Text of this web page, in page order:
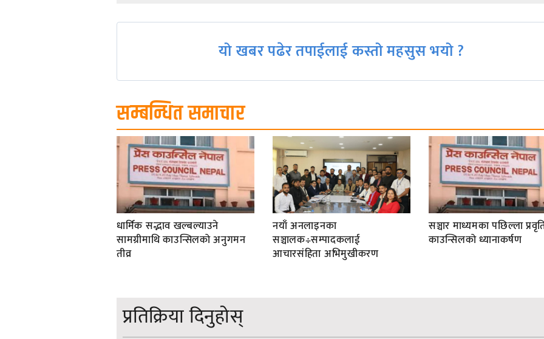
navigation
यो खबर पढेर तपाईलाई कस्तो महसुस भयो ?
सम्बन्धित समाचार
धार्मिक सद्भाव खल्बल्याउने
सामग्रीमाथि काउन्सिलको अनुगमन
तीव्र
नयाँ अनलाइनका
सञ्चालक÷सम्पादकलाई
आचारसंहिता अभिमुखीकरण
सञ्चार माध्यमका पछिल्ला
काउन्सिलको ध्यानाकर्षण
प्रतिक्रिया दिनुहोस्